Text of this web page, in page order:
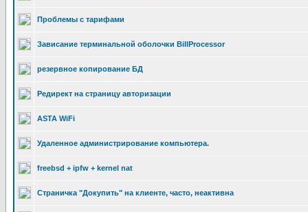
Проблемы с тарифами
Зависание терминальной оболочки BillProcessor
резервное копирование БД
Редирект на страницу авторизации
ASTA WiFi
Удаленное администрирование компьютера.
freebsd + ipfw + kernel nat
Страничка "Докупить" на клиенте, часто, неактивна